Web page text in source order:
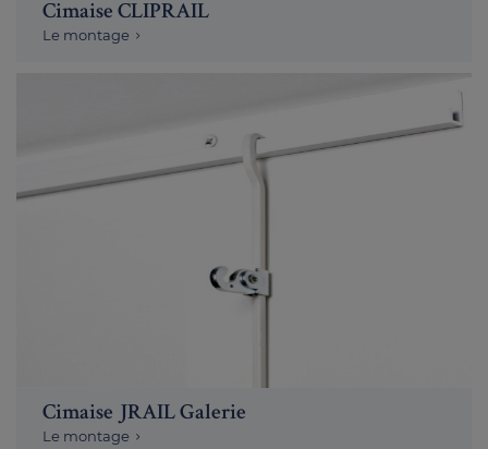
Cimaise CLIPRAIL
Le montage
Cimaise JRAIL Galerie
Le montage